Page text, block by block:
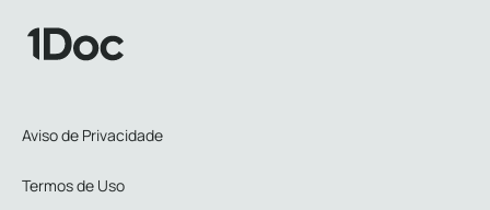
Aviso de Privacidade
Termos de Uso